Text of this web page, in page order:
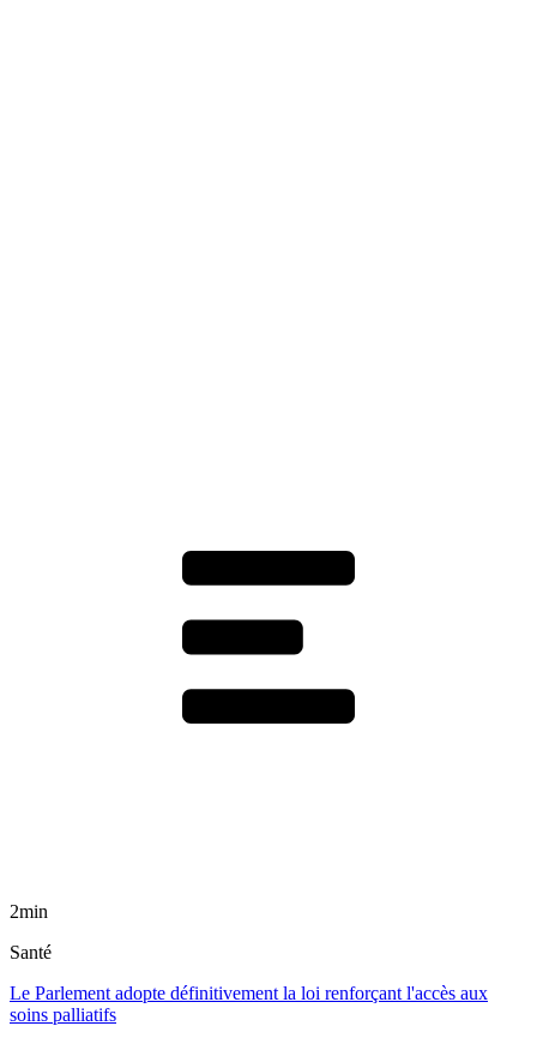
2min
Santé
Le Parlement adopte définitivement la loi renforçant l'accès aux
soins palliatifs